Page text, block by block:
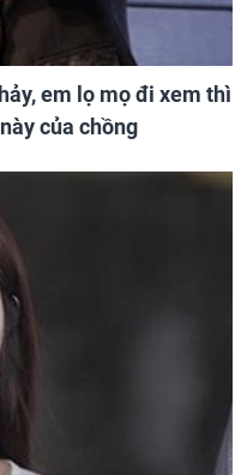
em lọ mọ đi xem thì
của chồng